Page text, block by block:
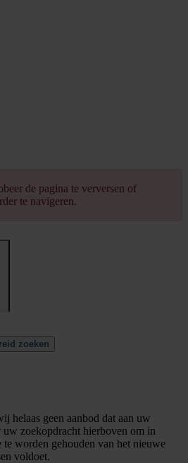
de pagina te verversen of
te navigeren.
zoeken
helaas geen aanbod dat aan uw
zoekopdracht hierboven om in
worden gehouden van het nieuwe
voldoet.